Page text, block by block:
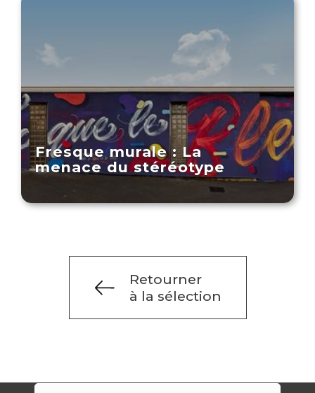
Fresque murale : La
menace du stéréotype
Retourner
à la sélection